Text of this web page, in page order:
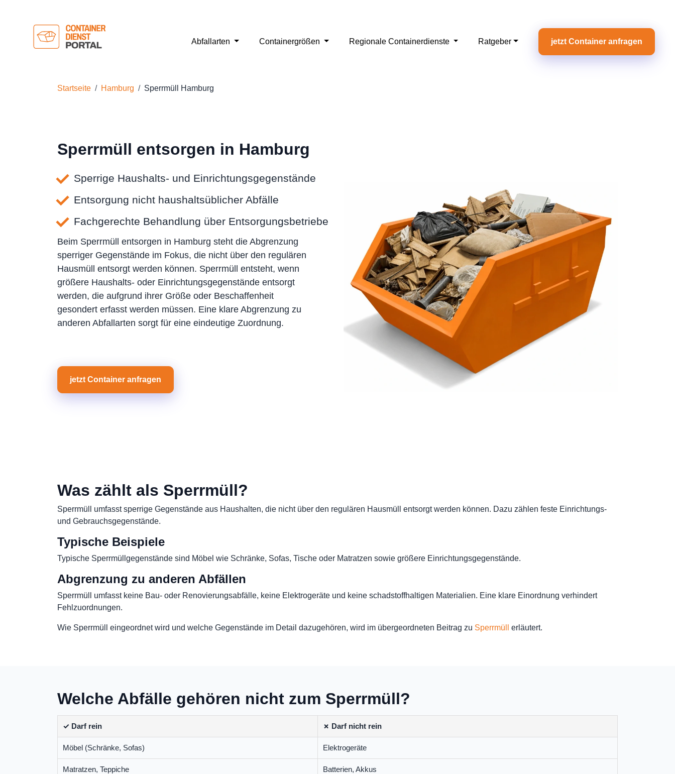
Abfallarten Containergrößen Regionale Containerdienste Ratgeber jetzt Container anfragen
Startseite Hamburg Sperrmüll Hamburg
Sperrmüll entsorgen in Hamburg
Sperrige Haushalts- und Einrichtungsgegenstände
Entsorgung nicht haushaltsüblicher Abfälle
Fachgerechte Behandlung über Entsorgungsbetriebe
Beim Sperrmüll entsorgen in Hamburg steht die Abgrenzung
sperriger Gegenstände im Fokus, die nicht über den regulären
Hausmüll entsorgt werden können. Sperrmüll entsteht, wenn
größere Haushalts- oder Einrichtungsgegenstände entsorgt
werden, die aufgrund ihrer Größe oder Beschaffenheit
gesondert erfasst werden müssen. Eine klare Abgrenzung zu
anderen Abfallarten sorgt für eine eindeutige Zuordnung.
jetzt Container anfragen
Was zählt als Sperrmüll?
Sperrmüll umfasst sperrige Gegenstände aus Haushalten, die nicht über den regulären Hausmüll entsorgt werden können. Dazu zählen feste Einrichtungs-
und Gebrauchsgegenstände.
Typische Beispiele
Typische Sperrmüllgegenstände sind Möbel wie Schränke, Sofas, Tische oder Matratzen sowie größere Einrichtungsgegenstände.
Abgrenzung zu anderen Abfällen
Sperrmüll umfasst keine Bau- oder Renovierungsabfälle, keine Elektrogeräte und keine schadstoffhaltigen Materialien. Eine klare Einordnung verhindert
Fehlzuordnungen.
Wie Sperrmüll eingeordnet wird und welche Gegenstände im Detail dazugehören, wird im übergeordneten Beitrag zu Sperrmüll erläutert.
Welche Abfälle gehören nicht zum Sperrmüll?
✓ Darf rein ✗ Darf nicht rein
Möbel (Schränke, Sofas) Elektrogeräte
Matratzen, Teppiche Batterien, Akkus